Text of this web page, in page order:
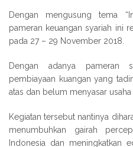
Dengan mengusung tema
pameran keuangan syariah ini
pada 27 – 29 November 2018.
Dengan adanya pameran
pembiayaan kuangan yang
atas dan belum menyasar
Kegiatan tersebut nantinya
menumbuhkan gairah
Indonesia dan meningkatkan